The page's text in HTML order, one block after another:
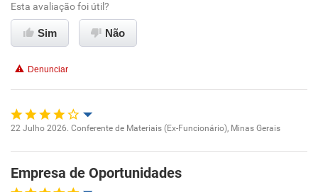
Conciliação com a vida familiar
Não recomenda a diretoria
Esta avaliação foi útil?
Sim Não
Denunciar
Ambiente de trabalho
22 Julho 2026. Conferente de Materiais (Ex-Funcionário), Minas Gerais
Empresa de Oportunidades